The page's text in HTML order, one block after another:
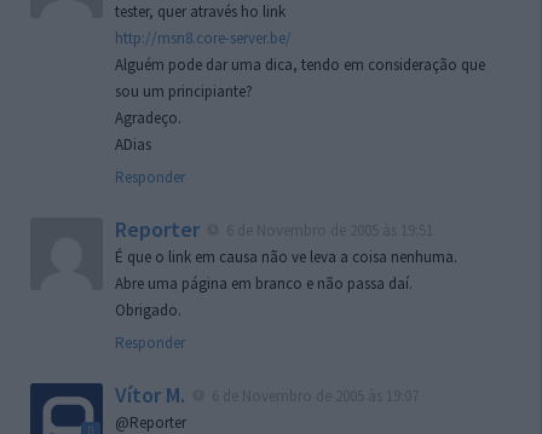
tester, quer através ho link
http://msn8.core-server.be/
Alguém pode dar uma dica, tendo em consideração que
sou um principiante?
Agradeço.
ADias
Responder
Reporter
É que o link em causa não ve leva a coisa nenhuma.
Abre uma página em branco e não passa daí.
Obrigado.
Responder
Vítor M.
@Reporter